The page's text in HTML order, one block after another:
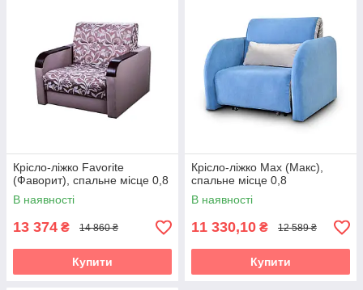
Крісло-ліжко Favorite
(Фаворит), спальне місце 0,8
В наявності
13 374 ₴ 14 860 ₴
Купити
Крісло-ліжко Max (Макс),
спальне місце 0,8
В наявності
11 330,10 ₴ 12 589 ₴
Купити